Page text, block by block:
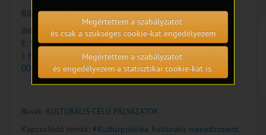
Bővebb információ:
INOVA+, European Music Council (EMC);
E: hello@musicaire.eu
I: https://musicaire.eu/open-calls/musicaire-eac-2021-
0090-2ndcallproposals/
Rovat: KULTURÁLIS CÉLÚ PÁLYÁZATOK
Kapcsolódó témák: #Kultúrpolitika, kulturális menedzsment,
Megértettem a szabályzatot
és csak a szükséges cookie-kat engedélyezem
Megértettem a szabályzatot
és engedélyezem a statisztikai cookie-kat is.